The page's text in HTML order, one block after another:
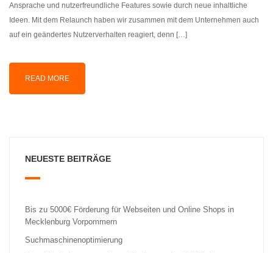
Ansprache und nutzerfreundliche Features sowie durch neue inhaltliche
Ideen. Mit dem Relaunch haben wir zusammen mit dem Unternehmen auch
auf ein geändertes Nutzerverhalten reagiert, denn […]
READ MORE
NEUESTE BEITRÄGE
Bis zu 5000€ Förderung für Webseiten und Online Shops in
Mecklenburg Vorpommern
Suchmaschinenoptimierung